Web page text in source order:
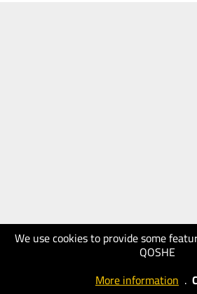
We use cookies to provide some
QOSHE
More information .